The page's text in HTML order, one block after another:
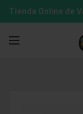
Tienda Online de